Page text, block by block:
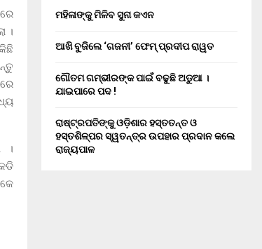
।
।
ମହିଳାଙ୍କୁ ମିଳିବ ସୁନା କଏନ
ଆଖି ବୁଜିଲେ ‘ଗଜନୀ’ ଫେମ୍ ପ୍ରଦୀପ ରାୱତ
ଗୌତମ ଗମ୍ଭୀରଙ୍କ ପାଇଁ ବଢୁଛି ଅଡୁଆ ।
ଯାଇପାରେ ପଦ !
ରାଷ୍ଟ୍ରପତିଙ୍କୁ ଓଡ଼ିଶାର ହସ୍ତତନ୍ତ ଓ
ହସ୍ତଶିଳ୍ପର ସ୍ୱତନ୍ତ୍ର ଉପହାର ପ୍ରଦାନ କଲେ
ରାଜ୍ୟପାଳ